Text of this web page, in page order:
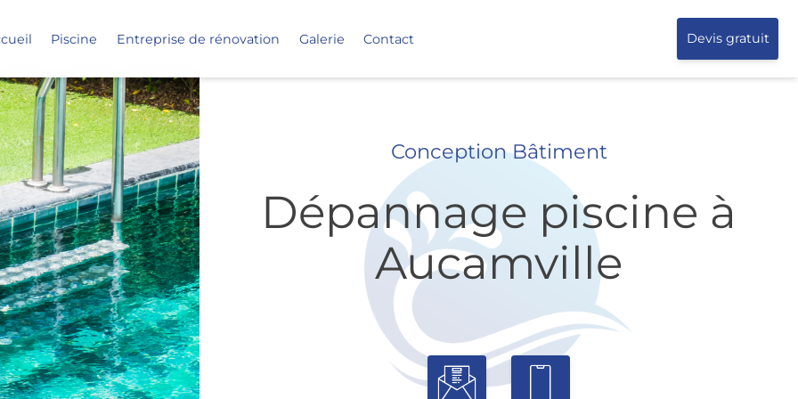
Piscine Entreprise de rénovation Galerie Contact Devis gratuit
Conception Bâtiment
Dépannage piscine à
Aucamville